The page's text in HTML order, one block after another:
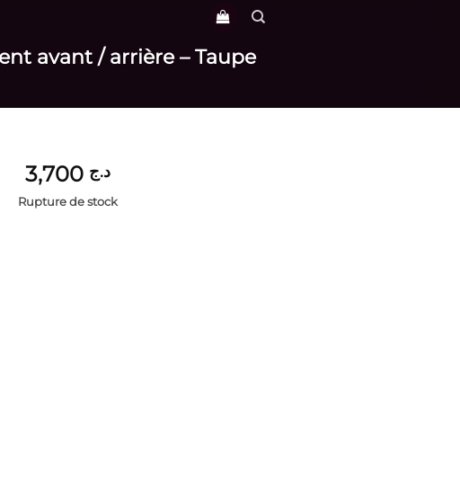
avant / arrière – Taupe
د.ج 3,700
Rupture de stock